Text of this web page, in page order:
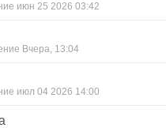
июн 25 2026 03:42
Вчера, 13:04
июл 04 2026 14:00